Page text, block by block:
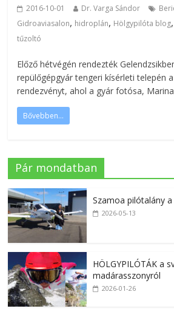
2016-10-01 Dr. Varga Sándor
Gidroaviasalon, hidroplán, Hölgypilóta blog,
tűzoltó
Előző hétvégén rendezték
repülőgépgyár tengeri kísérleti telepén
rendezvényt, ahol a gyár fotósa,
Bővebben...
Pár mondatban
Szamoa pilótalány
2026-05-13
HÖLGYPILÓTÁK a
madárasszonyról
2026-01-26